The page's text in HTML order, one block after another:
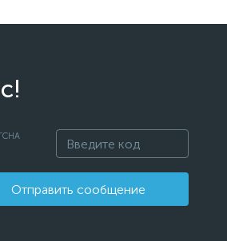
Отправить сообщение